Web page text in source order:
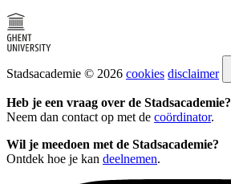
Stadsacademie © 2026 cookies disclaimer
Heb je een vraag over de Stadsacademie?
Neem dan contact op met de coördinator.
Wil je meedoen met de Stadsacademie?
Ontdek hoe je kan deelnemen.